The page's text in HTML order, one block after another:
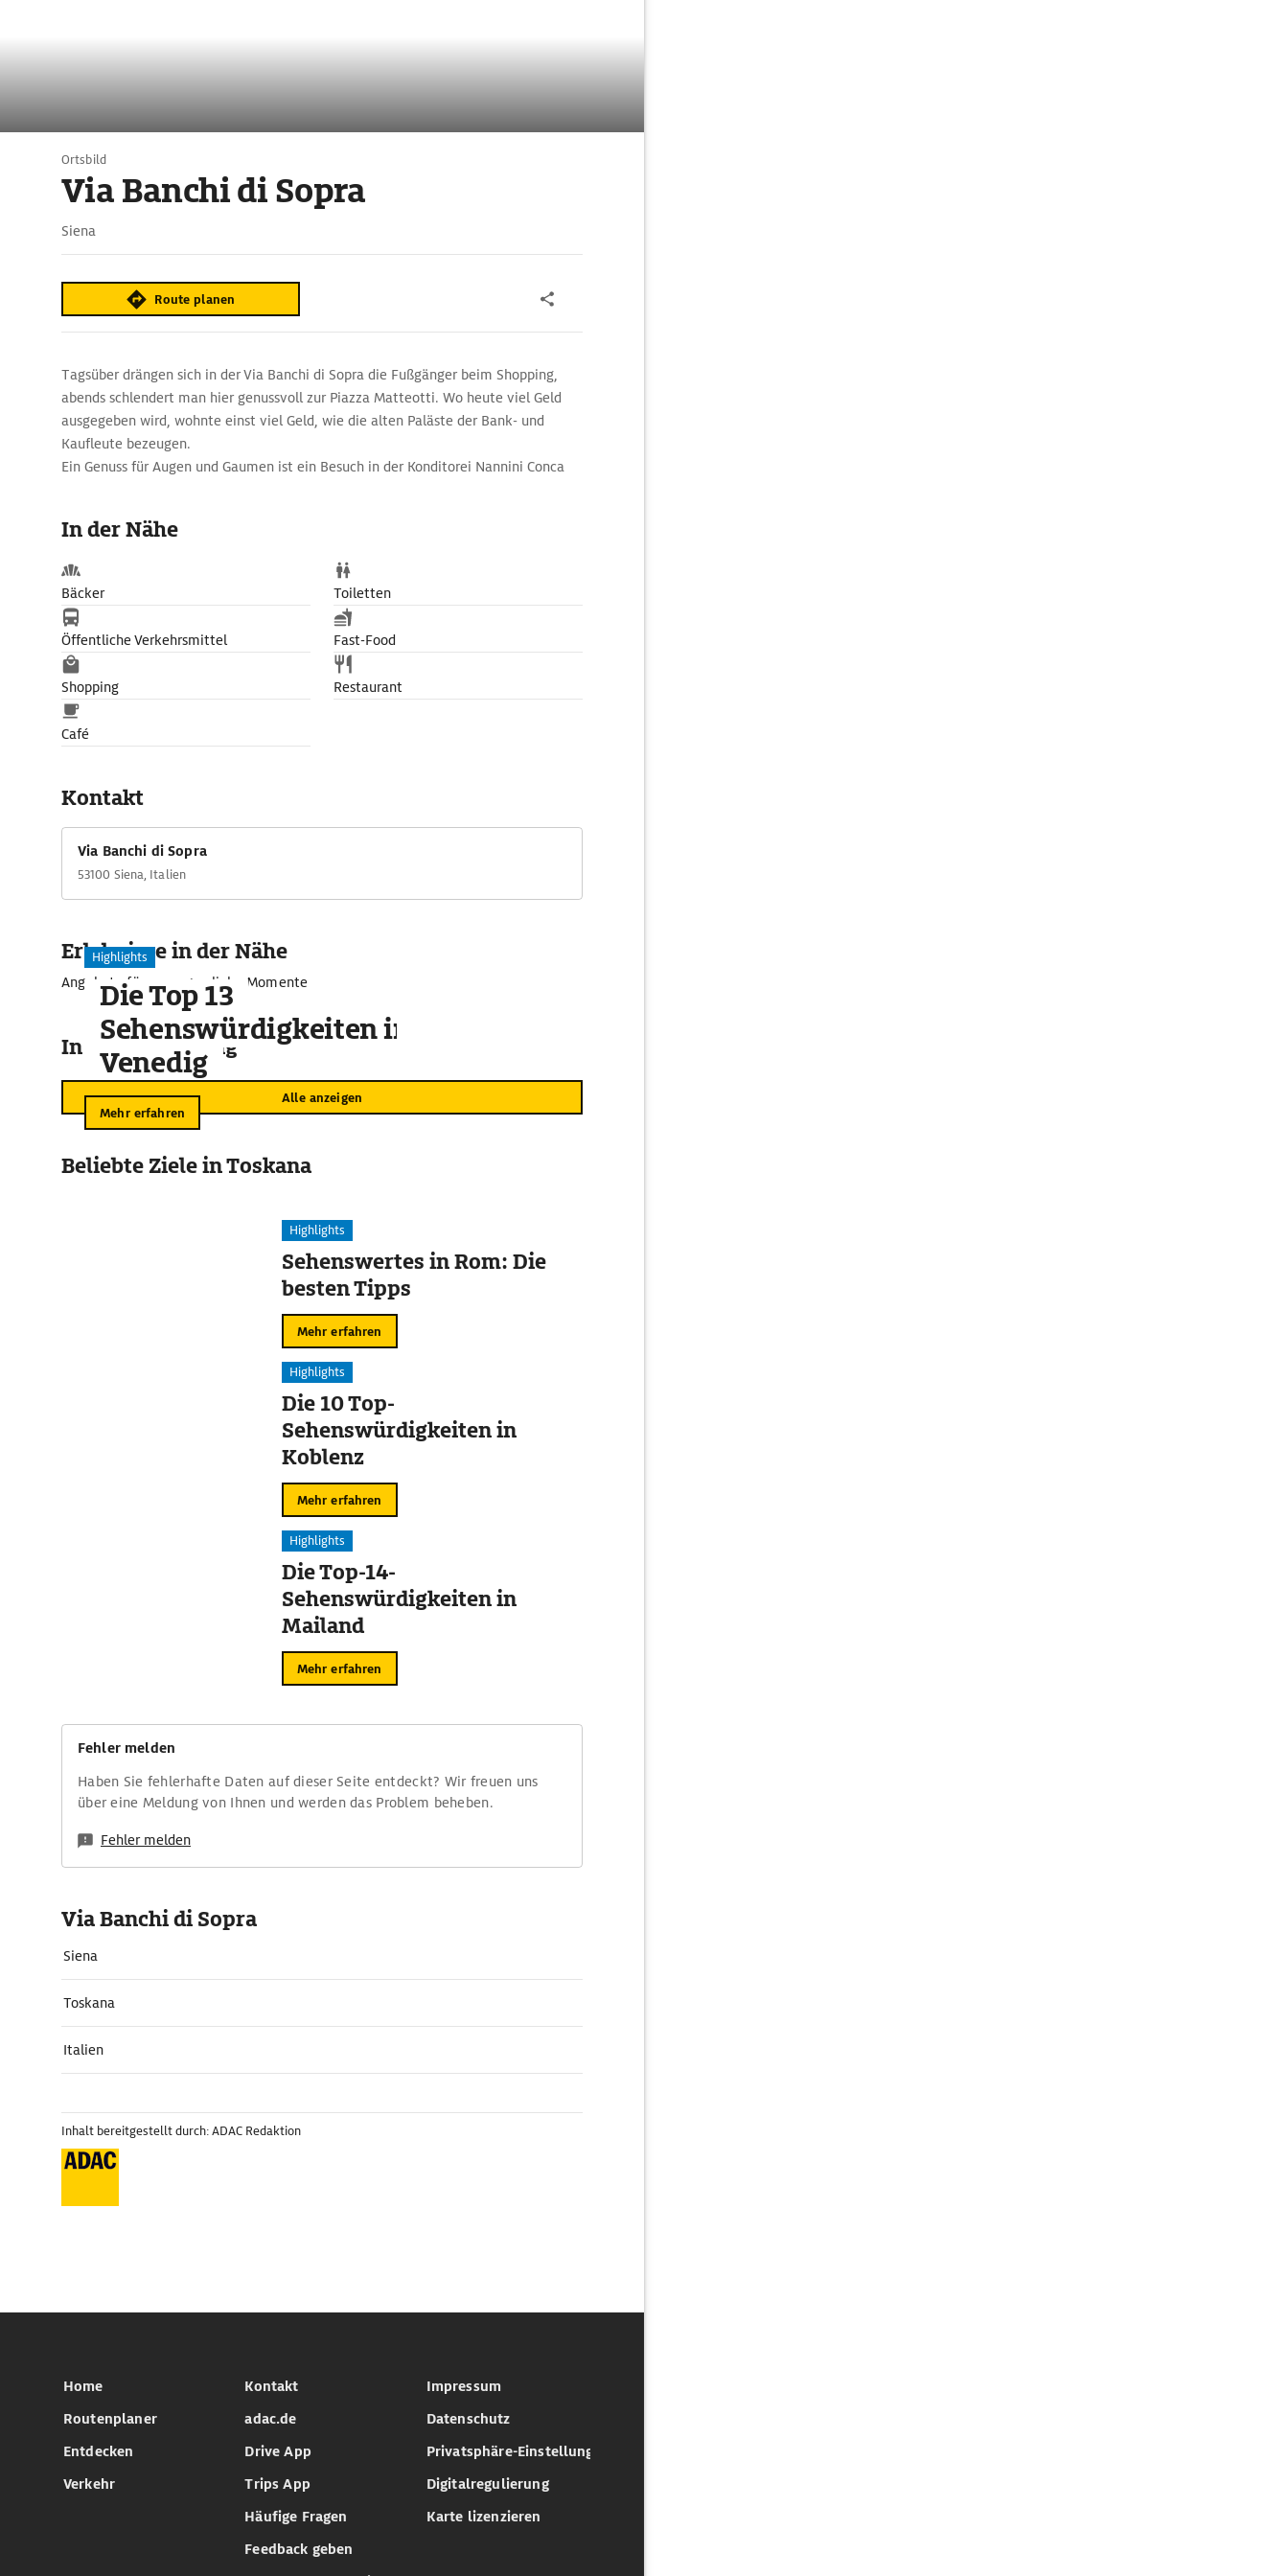
Ortsbild
Via Banchi di Sopra
Siena
Route planen
Tagsüber drängen sich in der Via Banchi di Sopra die Fußgänger beim Shopping,
abends schlendert man hier genussvoll zur Piazza Matteotti. Wo heute viel Geld
ausgegeben wird, wohnte einst viel Geld, wie die alten Paläste der Bank- und
Kaufleute bezeugen.
Ein Genuss für Augen und Gaumen ist ein Besuch in der Konditorei Nannini Conca
aus kandierten Früchten, Mandeln und Gewürzen, ist sehr gut haltbar.
In der Nähe
Bäcker Toiletten
Öffentliche Verkehrsmittel Fast-Food
Shopping Restaurant
Café
Kontakt
Via Banchi di Sopra
53100 Siena, Italien
Erlebnisse in der Nähe
Angebote für unvergessliche Momente
In der Umgebung
Alle anzeigen
Highlights
Die Top 13
Sehenswürdigkeiten in
Venedig
Mehr erfahren
Beliebte Ziele in Toskana
Highlights
Sehenswertes in Rom: Die
besten Tipps
Mehr erfahren
Highlights
Die 10 Top-
Sehenswürdigkeiten in
Koblenz
Mehr erfahren
Highlights
Die Top-14-
Sehenswürdigkeiten in
Mailand
Mehr erfahren
Fehler melden
Haben Sie fehlerhafte Daten auf dieser Seite entdeckt? Wir freuen uns
über eine Meldung von Ihnen und werden das Problem beheben.
Fehler melden
Via Banchi di Sopra
Siena
Toskana
Italien
Inhalt bereitgestellt durch: ADAC Redaktion
Home
Routenplaner
Entdecken
Verkehr
Kontakt
adac.de
Drive App
Trips App
Häufige Fragen
Feedback geben
Impressum
Datenschutz
Privatsphäre-Einstellungen
Digitalregulierung
Karte lizenzieren